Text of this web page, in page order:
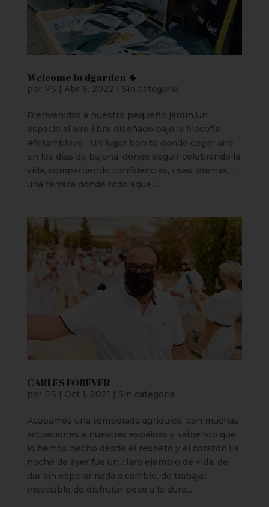
Welcome to dgarden 🌵
por PS | Abr 6, 2022 | Sin categoría
Bienvenidxs a nuestro pequeño jardín,Un
espacio al aire libre diseñado bajo la filosofía
#fetamblove Un lugar bonito donde coger aire
en los días de bajona, donde seguir celebrando la
vida, compartiendo confidencias, risas, dramas…,
una terraza donde todo aquel...
CARLES FOREVER
por PS | Oct 1, 2021 | Sin categoría
Acabamos una temporada agridulce, con muchas
actuaciones a nuestras espaldas y sabiendo que
lo hemos hecho desde el respeto y el corazón.La
noche de ayer fue un claro ejemplo de vida, de
dar sin esperar nada a cambio, de trabajar
insaciable de disfrutar pese a lo duro...
Prepárate para una experiencia única en nuestro
local… Donde nuestro equipo de profesionales
te espera con la mejor a las sonrisas, para que
disfrutes como nunca de una propuesta gastro
los gustos y sobre todo muy buen ambiente.